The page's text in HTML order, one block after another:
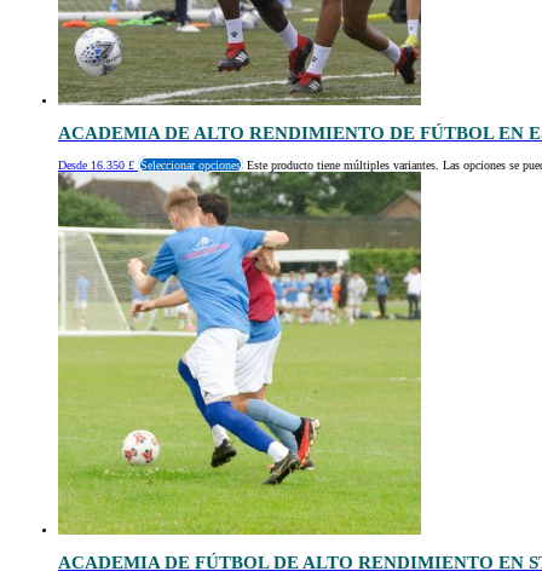
ACADEMIA DE ALTO RENDIMIENTO DE FÚTBOL EN
Desde 16.350 £ Seleccionar opciones Este producto tiene múltiples variantes. Las opciones se
ACADEMIA DE FÚTBOL DE ALTO RENDIMIENTO EN